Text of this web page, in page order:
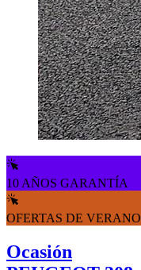
10 AÑOS GARANTÍA
OFERTAS DE VERANO
Ocasión